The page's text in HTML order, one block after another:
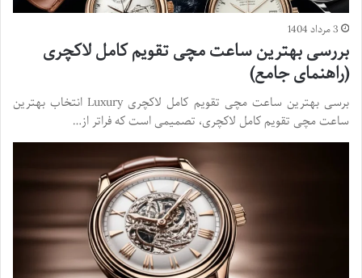
3 مرداد 1404
بررسی بهترین ساعت مچی تقویم کامل لاکچری
(راهنمای جامع)
برسی بهترین ساعت مچی تقویم کامل لاکچری Luxury انتخاب بهترین
ساعت مچی تقویم کامل لاکچری، تصمیمی است که فراتر از…